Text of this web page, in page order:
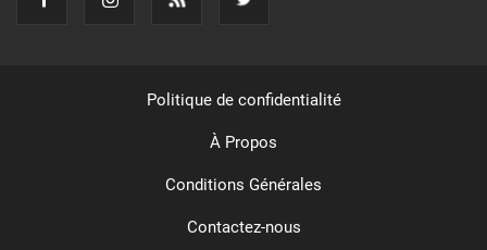
Politique de confidentialité
À Propos
Conditions Générales
Contactez-nous